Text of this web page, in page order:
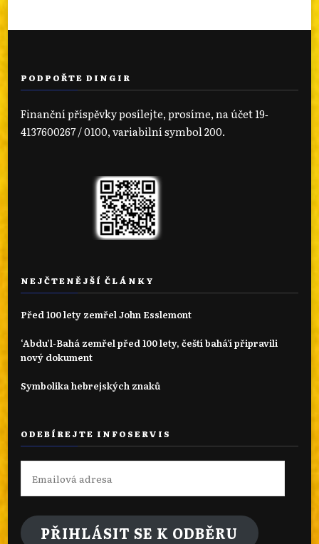
PODPOŘTE DINGIR
Finanční příspěvky posílejte, prosíme, na účet 19‐
4137600267 / 0100, variabilní symbol 200.
NEJČTENĚJŠÍ ČLÁNKY
Před 100 lety zemřel John Esslemont
‘Abdu’l-Bahá zemřel před 100 lety, čeští bahá'í připravili
nový dokument
Symbolika hebrejských znaků
ODEBÍREJTE INFOSERVIS
Emailová
adresa
PŘIHLÁSIT SE K ODBĚRU